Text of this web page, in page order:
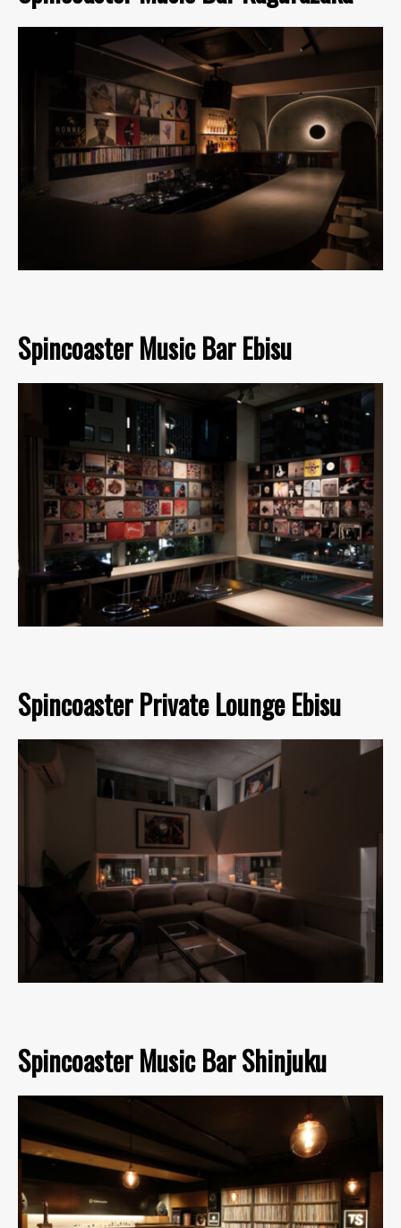
Spincoaster Music Bar Ebisu
Spincoaster Private Lounge Ebisu
Spincoaster Music Bar Shinjuku